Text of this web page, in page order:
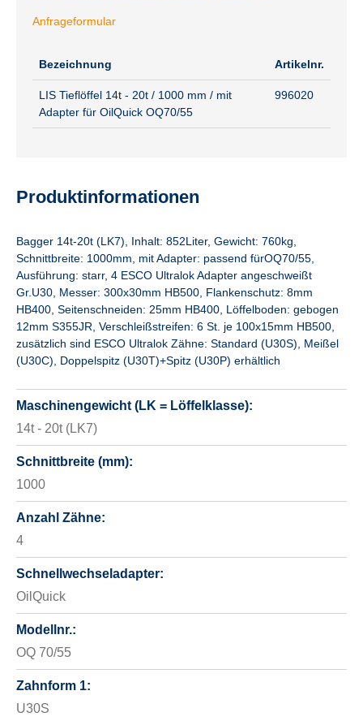
Anfrageformular
Bezeichnung Artikelnr.
LIS Tieflöffel 14t - 20t / 1000 mm / mit
Adapter für OilQuick OQ70/55
996020
Produktinformationen
Bagger 14t-20t (LK7), Inhalt: 852Liter, Gewicht: 760kg,
Schnittbreite: 1000mm, mit Adapter: passend fürOQ70/55,
Ausführung: starr, 4 ESCO Ultralok Adapter angeschweißt
Gr.U30, Messer: 300x30mm HB500, Flankenschutz: 8mm
HB400, Seitenschneiden: 25mm HB400, Löffelboden: gebogen
12mm S355JR, Verschleißstreifen: 6 St. je 100x15mm HB500,
zusätzlich sind ESCO Ultralok Zähne: Standard (U30S), Meißel
(U30C), Doppelspitz (U30T)+Spitz (U30P) erhältlich
Maschinengewicht (LK = Löffelklasse):
14t - 20t (LK7)
Schnittbreite (mm):
1000
Anzahl Zähne:
4
Schnellwechseladapter:
OilQuick
Modellnr.:
OQ 70/55
Zahnform 1:
U30S